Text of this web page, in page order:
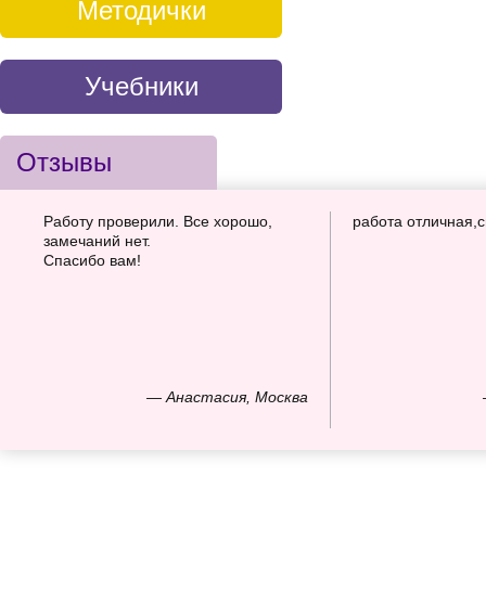
Методички
Учебники
Отзывы
— Анастасия, Москва
Работу проверили. Все хорошо,
замечаний нет.
Спасибо вам!
работа